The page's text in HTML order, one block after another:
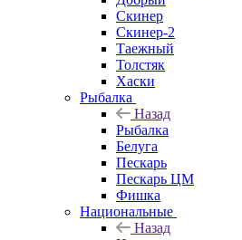
Скинер
Скинер-2
Таежный
Толстяк
Хаски
Рыбалка
Назад
Рыбалка
Белуга
Пескарь
Пескарь ЦМ
Фишка
Национальные
Назад